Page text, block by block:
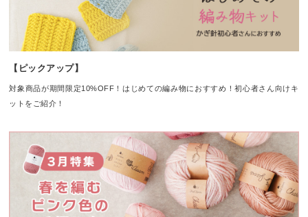
【ピックアップ】
対象商品が期間限定10%OFF！はじめての編み物におすすめ！初心者さん向けキ
ットをご紹介！